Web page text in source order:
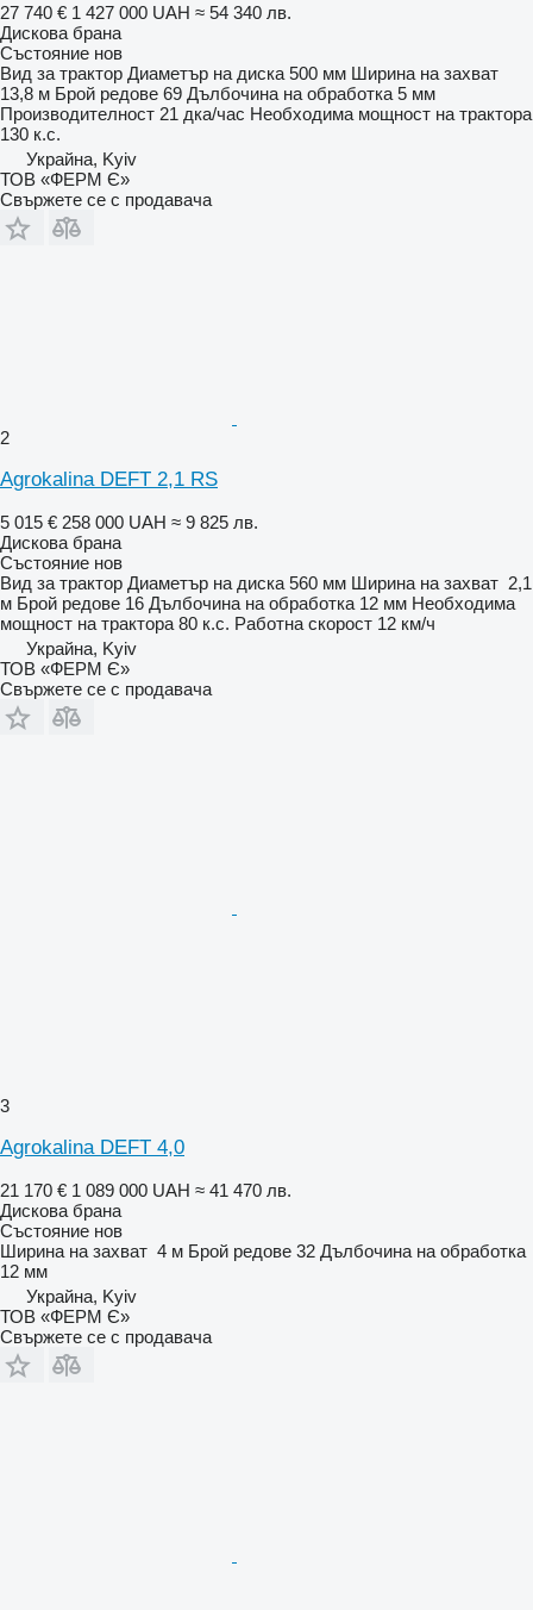
27 740 € 1 427 000 UAH ≈ 54 340 лв.
Дискова брана
Състояние нов
Вид за трактор Диаметър на диска 500 мм Ширина на захват
13,8 м Брой редове 69 Дълбочина на обработка 5 мм
Производителност 21 дка/час Необходима мощност на трактора
130 к.с.
Украйна, Kyiv
ТОВ «ФЕРМ Є»
Свържете се с продавача
2
Agrokalina DEFT 2,1 RS
5 015 € 258 000 UAH ≈ 9 825 лв.
Дискова брана
Състояние нов
Вид за трактор Диаметър на диска 560 мм Ширина на захват 2,1
м Брой редове 16 Дълбочина на обработка 12 мм Необходима
мощност на трактора 80 к.с. Работна скорост 12 км/ч
Украйна, Kyiv
ТОВ «ФЕРМ Є»
Свържете се с продавача
3
Agrokalina DEFT 4,0
21 170 € 1 089 000 UAH ≈ 41 470 лв.
Дискова брана
Състояние нов
Ширина на захват 4 м Брой редове 32 Дълбочина на обработка
12 мм
Украйна, Kyiv
ТОВ «ФЕРМ Є»
Свържете се с продавача